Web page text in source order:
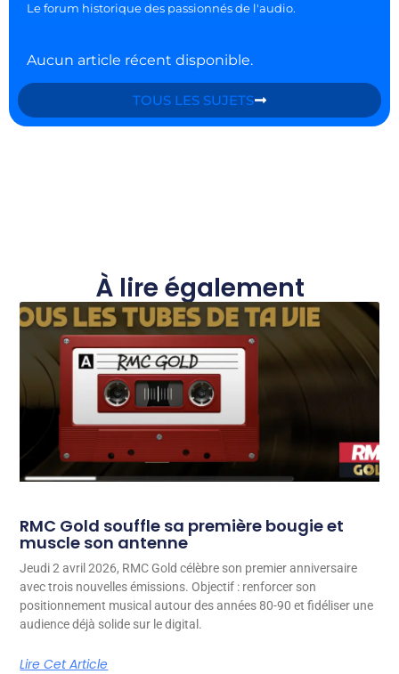
Le forum historique des passionnés de l'audio.
Aucun article récent disponible.
TOUS LES SUJETS
À lire également
RMC Gold souffle sa première bougie et
muscle son antenne
Jeudi 2 avril 2026, RMC Gold célèbre son premier anniversaire
avec trois nouvelles émissions. Objectif : renforcer son
positionnement musical autour des années 80-90 et fidéliser une
audience déjà solide sur le digital.
Lire Cet Article